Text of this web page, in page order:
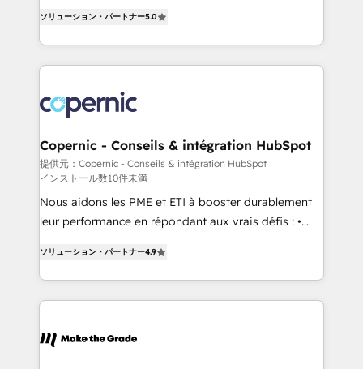
HubSpot accreditations and experience across
hundreds of organizations in dozens of industries,
there’s a good chance one of our globally integrated
explore whether S2 is the partner you’ve been
looking for...and get your next big initiative moving!
revenue number. We do that by bridging the gap
where agencies fail: combining GTM strategy with
technical execution to solve the right problem at the
implement your CRM. We engineer revenue
outcomes for the GTM owner on HubSpot. We Build
Different Because We're Built Different: - Secure:
Soc2 compliant 🛡️ - Onboarding: Implementations
starting from $1,5k - Clay: Elite Studio Solutions
Partner 🤝 - Global: 75+ RPers across five continents
🌐 - Scale: Largest organically grown & fastest tiering
implementations than any other Partner 💻 -
Salesforce: We convert SFDC addicts to HubSpot
evangelists 🧡 Don't pick a marketing or technical
yours. Start winning.
ソリューション・パートナー5.0
Copernic - Conseils & intégration HubSpot
提供元：Copernic - Conseils & intégration HubSpot
インストール数10件未満
Nous aidons les PME et ETI à booster durablement
leur performance en répondant aux vrais défis : •
téléphonie, etc.) • Alignement des équipes grâce à un
outil et des données partagées • Amélioration de la
collecte et de l’analyse des données pour des
de la productivité des équipes Notre équipe de 30
ソリューション・パートナー4.9